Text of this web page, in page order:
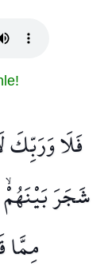
فَلَا
شَجَرَ